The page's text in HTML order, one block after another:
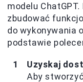
modelu
zbudować
do wykonywania
podstawie
Uzyskaj
Aby